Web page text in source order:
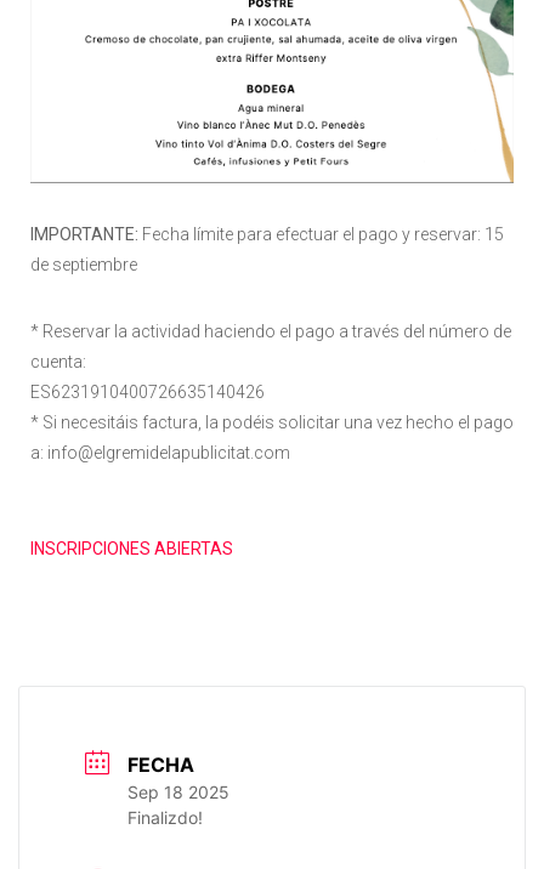
IMPORTANTE: Fecha límite para efectuar el pago y reservar: 15
de septiembre
* Reservar la actividad haciendo el pago a través del número de
cuenta:
ES6231910400726635140426
* Si necesitáis factura, la podéis solicitar una vez hecho el pago
a: info@elgremidelapublicitat.com
INSCRIPCIONES ABIERTAS
FECHA
Sep 18 2025
Finalizdo!